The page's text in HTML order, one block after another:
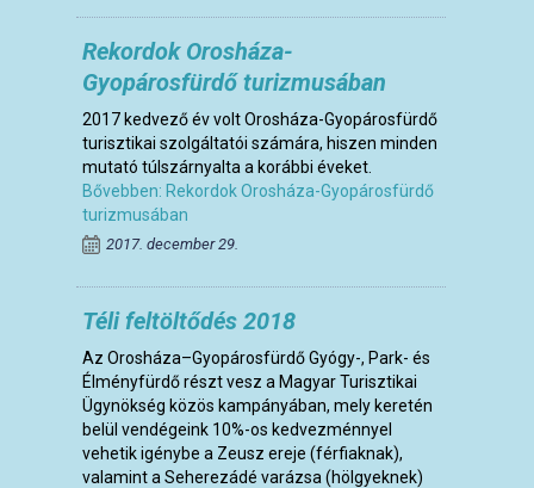
Rekordok Orosháza-
Gyopárosfürdő turizmusában
2017 kedvező év volt Orosháza-Gyopárosfürdő
turisztikai szolgáltatói számára, hiszen minden
mutató túlszárnyalta a korábbi éveket.
Bővebben: Rekordok Orosháza-Gyopárosfürdő
turizmusában
2017. december 29.
Téli feltöltődés 2018
Az Orosháza–Gyopárosfürdő Gyógy-, Park- és
Élményfürdő részt vesz a Magyar Turisztikai
Ügynökség közös kampányában, mely keretén
belül vendégeink 10%-os kedvezménnyel
vehetik igénybe a Zeusz ereje (férfiaknak),
valamint a Seherezádé varázsa (hölgyeknek)